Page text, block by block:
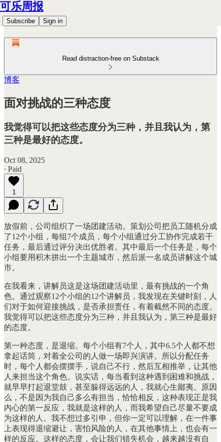
可乐周报
Subscribe Sign in
Read distraction-free on Substack
博客
面对挑战的三种态度
我觉得可以把这些态度分为三种，并且我认为，第
三种是最好的态度。
Oct 08, 2025
∙ Paid
1
放假前，公司组织了一场团建活动。策划公司把员工随机分成
了12个小组，每组7个成员，每个小组通过分工协作完成若干
任务，最后通过评分决出优胜者。其中最后一个任务是，每个
小组要用积木拼出一个主题城市，然后派一名成员讲解这个城
市。
在我看来，讲解员这是这场团建活动里，最有挑战的一个角
色。通过观察12个小组的12个讲解员，我发现在关键时刻，人
们对于如何迎接挑战，是否承担责任，有着截然不同的态度。
我觉得可以把这些态度分为三种，并且我认为，第三种是最好
的态度。
第一种态度，是退缩。每个小组有7个人，其中6.5个人都不想
拿起话筒，对着全公司的人做一场即兴演讲。所以分配任务
时，每个人都会摆摆手，说自己不行，然后互相推举，让其他
人来担当这个角色。说实话，每当看到这种遇到困难和挑战，
就早早打起退堂鼓，甚至躲得远远的人，我就心生鄙夷。原因
么，不是因为我自己多么有担当，恰恰相反，这种表现正是我
内心的第一反应，我就是这样的人，而我希望自己尽量不要成
为这样的人。我不想过多引申，但你一定可以理解，在一件事
上表现得退缩避让，害怕风险的人，在其他事情上，也会有一
样的反应。这样的态度，会让我们错失机会，越来越没有自